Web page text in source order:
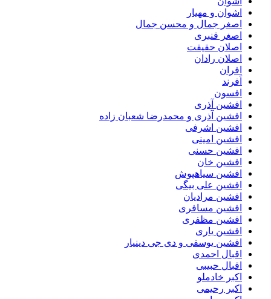
اشوان و مهیار
اصغر جمال و محسن جمال
اصغر قنبری
اصلان حقیقت
اصلان رادان
افران
اَفرند
افسون
افشین آذری
افشین آذری و محمدرضا شعبان زاده
افشین اشرفی
افشین امینی
افشین حسنی
افشین خان
افشین سیاهپوش
افشین علی بیگی
افشین مرادیان
افشین مسافری
افشین مظفری
افشین یاری
افشین یوسفی و دی جی دینیار
اقبال احمدی
اقبال حبیبی
اکبر خادملو
اکبر رحیمی